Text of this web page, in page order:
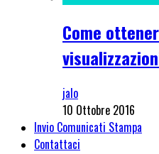
Come
jalo
10 Ottobre 2016
Invio Comunicati Stampa
Contattaci